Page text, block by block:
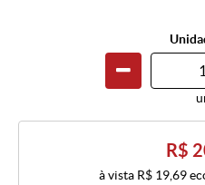
R$
à vista R$ 19,69